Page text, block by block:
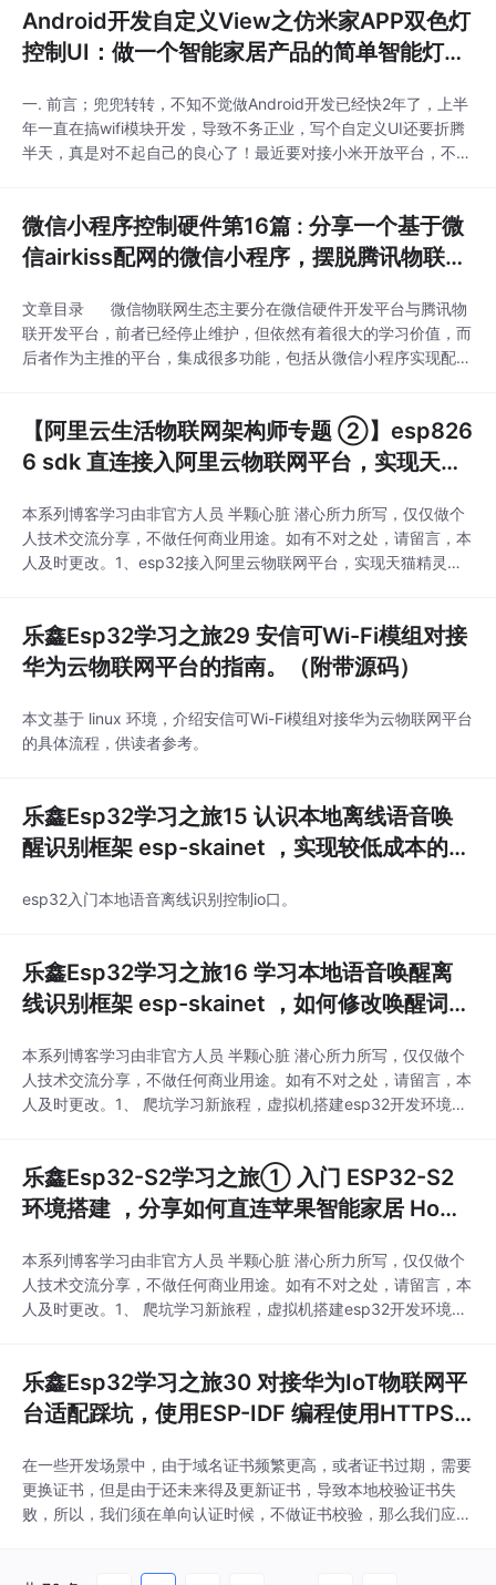
在在Windows下搭建es
p32开发环境，打印 “H
ellow World”。3、 认识
朋友和自己的学习笔记
Android开发自定义View之仿米家APP双色灯
控制UI：做一个智能家居产品的简单智能灯UI
一. 前言；兜兜转转，不知不觉做Android开发已经快2年了，上半
年一直在搞wifi模块开发，导致不务正业，写个自定义UI还要折腾
半天，真是对不起自己的良心了！最近要对接小米开放平台，不小
微信小程序控制硬件第16篇 : 分享一个基于微
信airkiss配网的微信小程序，摆脱腾讯物联平
组。(附带源码)
文章目录 微信物联网生态主要分在微信硬件开发平台与腾讯物
联开发平台，前者已经停止维护，但依然有着很大的学习价值，而
后者作为主推的平台，集成很多功能，包括从微信小程序实现配网
域，学习前沿技术！自搭微信服务器
【阿里云生活物联网架构师专题 ②】esp826
6 sdk 直连接入阿里云物联网平台，实现天猫
本系列博客学习由非官方人员 半颗心脏 潜心所力所写，仅仅做个
人技术交流分享，不做任何商业用途。如有不对之处，请留言，本
人及时更改。1、esp32接入阿里云物联网平台，实现天猫精灵语
三、什么是 “零配功能”？四、esp8266 环境搭建；五、编译；5.1
编译主工...
乐鑫Esp32学习之旅29 安信可Wi-Fi模组对接
华为云物联网平台的指南。（附带源码）
本文基于 linux 环境，介绍安信可Wi-Fi模组对接华为云物联网平台
的具体流程，供读者参考。
乐鑫Esp32学习之旅15 认识本地离线语音唤
醒识别框架 esp-skainet ，实现较低成本的硬
esp32入门本地语音离线识别控制io口。
乐鑫Esp32学习之旅16 学习本地语音唤醒离
线识别框架 esp-skainet ，如何修改唤醒词?
本系列博客学习由非官方人员 半颗心脏 潜心所力所写，仅仅做个
人技术交流分享，不做任何商业用途。如有不对之处，请留言，本
人及时更改。1、 爬坑学习新旅程，虚拟机搭建esp32开发环境，
本esp32的GPIO接口，开...
乐鑫Esp32-S2学习之旅① 入门 ESP32-S2
环境搭建 ，分享如何直连苹果智能家居 Home
本系列博客学习由非官方人员 半颗心脏 潜心所力所写，仅仅做个
人技术交流分享，不做任何商业用途。如有不对之处，请留言，本
人及时更改。1、 爬坑学习新旅程，虚拟机搭建esp32开发环境，
本esp32的GPIO接口，开始点亮您的第一盏 L
乐鑫Esp32学习之旅30 对接华为IoT物联网平
台适配踩坑，使用ESP-IDF 编程使用HTTPS
件。（附带源码）
在一些开发场景中，由于域名证书频繁更高，或者证书过期，需要
更换证书，但是由于还未来得及更新证书，导致本地校验证书失
败，所以，我们须在单向认证时候，不做证书校验，那么我们应该